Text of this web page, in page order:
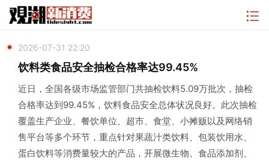
2026-07-31 22:20
饮料类食品安全抽检合格率达99.45%
近日，全国各级市场监管部门共抽检饮料5.09万批次，抽检
合格率达到99.45%，饮料食品安全总体状况良好。此次抽检
覆盖生产企业、餐饮单位、超市、食堂、小摊贩以及网络销
售平台等多个环节，重点针对果蔬汁类饮料、包装饮用水、
蛋白饮料等消费量较大的产品，开展微生物、食品添加剂、